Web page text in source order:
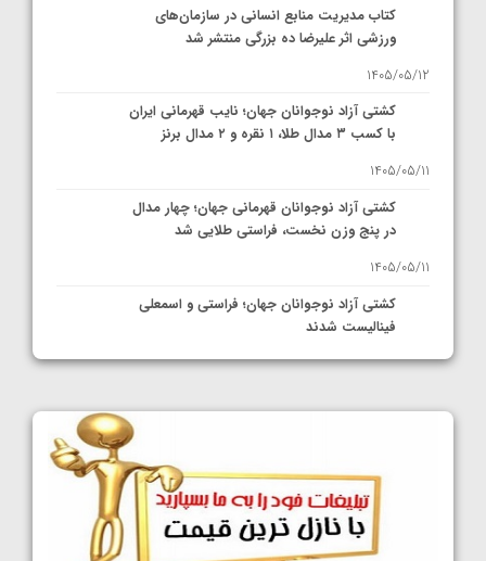
کتاب مدیریت منابع انسانی در سازمان‌های
ورزشی اثر علیرضا ده بزرگی منتشر شد
1405/05/12
کشتی آزاد نوجوانان جهان؛ نایب قهرمانی ایران
با کسب ۳ مدال طلا، ۱ نقره و ۲ مدال برنز
1405/05/11
کشتی آزاد نوجوانان قهرمانی جهان؛ چهار مدال
در پنج وزن نخست، فراستی طلایی شد
1405/05/11
کشتی آزاد نوجوانان جهان؛ فراستی و اسمعلی
فینالیست شدند
1405/05/09
کشتی فرنگی نوجوانان جهان؛ سکوی تیمی
سوم برای ایران